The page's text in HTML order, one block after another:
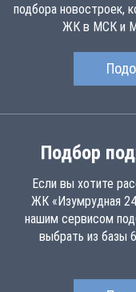
подбора новостроек,
ЖК в МСК и
Подбор
Если вы хотите
ЖК «Изумрудная
нашим сервисом
выбрать из